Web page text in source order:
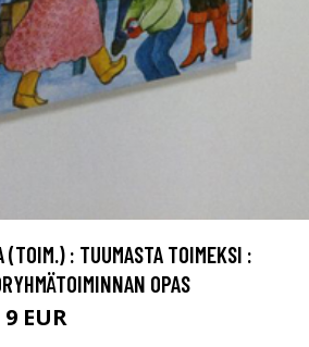
(TOIM.) : TUUMASTA TOIMEKSI :
OPAS
9 EUR